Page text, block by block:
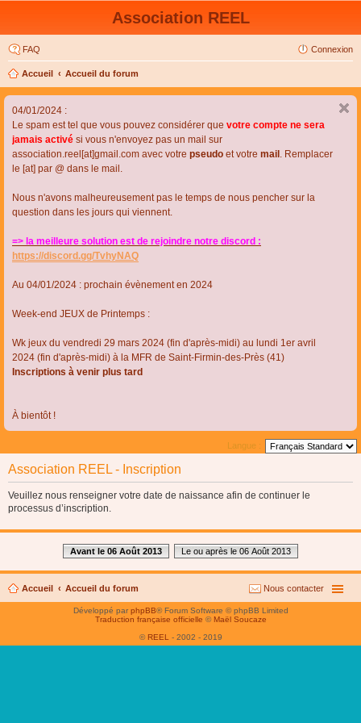
Association REEL
FAQ Connexion
Accueil Accueil du forum
04/01/2024 :
Le spam est tel que vous pouvez considérer que votre compte ne sera
jamais activé si vous n'envoyez pas un mail sur
association.reel[at]gmail.com avec votre pseudo et votre mail . Remplacer
le [at] par @ dans le mail.
Nous n'avons malheureusement pas le temps de nous pencher sur la
question dans les jours qui viennent.
=> la meilleure solution est de rejoindre notre discord :
https://discord.gg/TvhyNAQ
Au 04/01/2024 : prochain évènement en 2024
Week-end JEUX de Printemps :
Wk jeux du vendredi 29 mars 2024 (fin d'après-midi) au lundi 1er avril
2024 (fin d'après-midi) à la MFR de Saint-Firmin-des-Près (41)
Inscriptions à venir plus tard
À bientôt !
Langue :
Association REEL - Inscription
Veuillez nous renseigner votre date de naissance afin de continuer le
processus d’inscription.
Avant le 06 Août 2013 Le ou après le 06 Août 2013
Accueil Accueil du forum Nous contacter
Développé parphpBB® Forum Software © phpBB Limited
Traduction française officielle © Maël Soucaze
© REEL - 2002 - 2019